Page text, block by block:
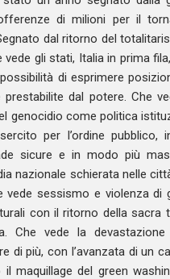
di milioni per il
dal ritorno del
vede gli stati, Italia in prima
di esprimere
prestabilite dal potere. Che
genocidio come politica
per l’ordine pubblico,
sicure e in modo più
nazionale schierata nelle
vede sessismo e violenza di
con il ritorno della sacra
Che vede la devastazione
di più, con l’avanzata di un
maquillage del green